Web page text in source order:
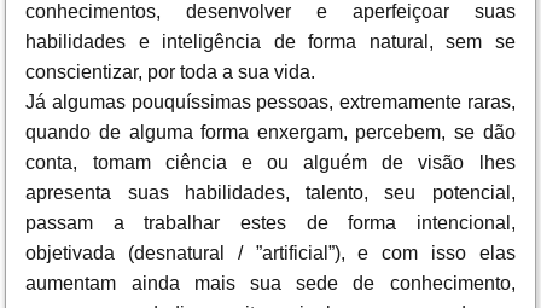
conhecimentos, desenvolver e aperfeiçoar suas
habilidades e inteligência de forma natural, sem se
conscientizar, por toda a sua vida.
Já algumas pouquíssimas pessoas, extremamente raras,
quando de alguma forma enxergam, percebem, se dão
conta, tomam ciência e ou alguém de visão lhes
apresenta suas habilidades, talento, seu potencial,
passam a trabalhar estes de forma intencional,
objetivada (desnatural / ”artificial”), e com isso elas
aumentam ainda mais sua sede de conhecimento,